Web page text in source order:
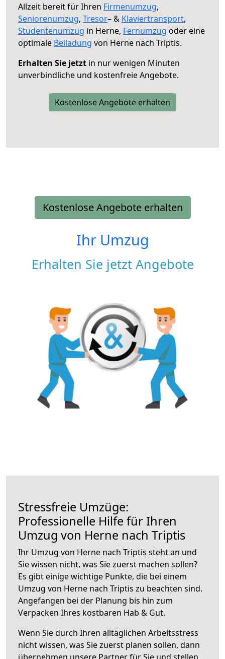
Allzeit bereit für Ihren Firmenumzug,
Seniorenumzug, Tresor– & Klaviertransport,
Studentenumzug in Herne, Fernumzug oder eine
optimale Beiladung von Herne nach Triptis.
Erhalten Sie jetzt in nur wenigen Minuten
unverbindliche und kostenfreie Angebote.
Kostenlose Angebote erhalten
Kostenlose Angebote erhalten
Ihr Umzug
Erhalten Sie jetzt Angebote
Stressfreie Umzüge:
Professionelle Hilfe für Ihren
Umzug von Herne nach Triptis
Ihr Umzug von Herne nach Triptis steht an und
Sie wissen nicht, was Sie zuerst machen sollen?
Es gibt einige wichtige Punkte, die bei einem
Umzug von Herne nach Triptis zu beachten sind.
Angefangen bei der Planung bis hin zum
Verpacken Ihres kostbaren Hab & Gut.
Wenn Sie durch Ihren alltäglichen Arbeitsstress
nicht wissen, was Sie zuerst planen sollen, dann